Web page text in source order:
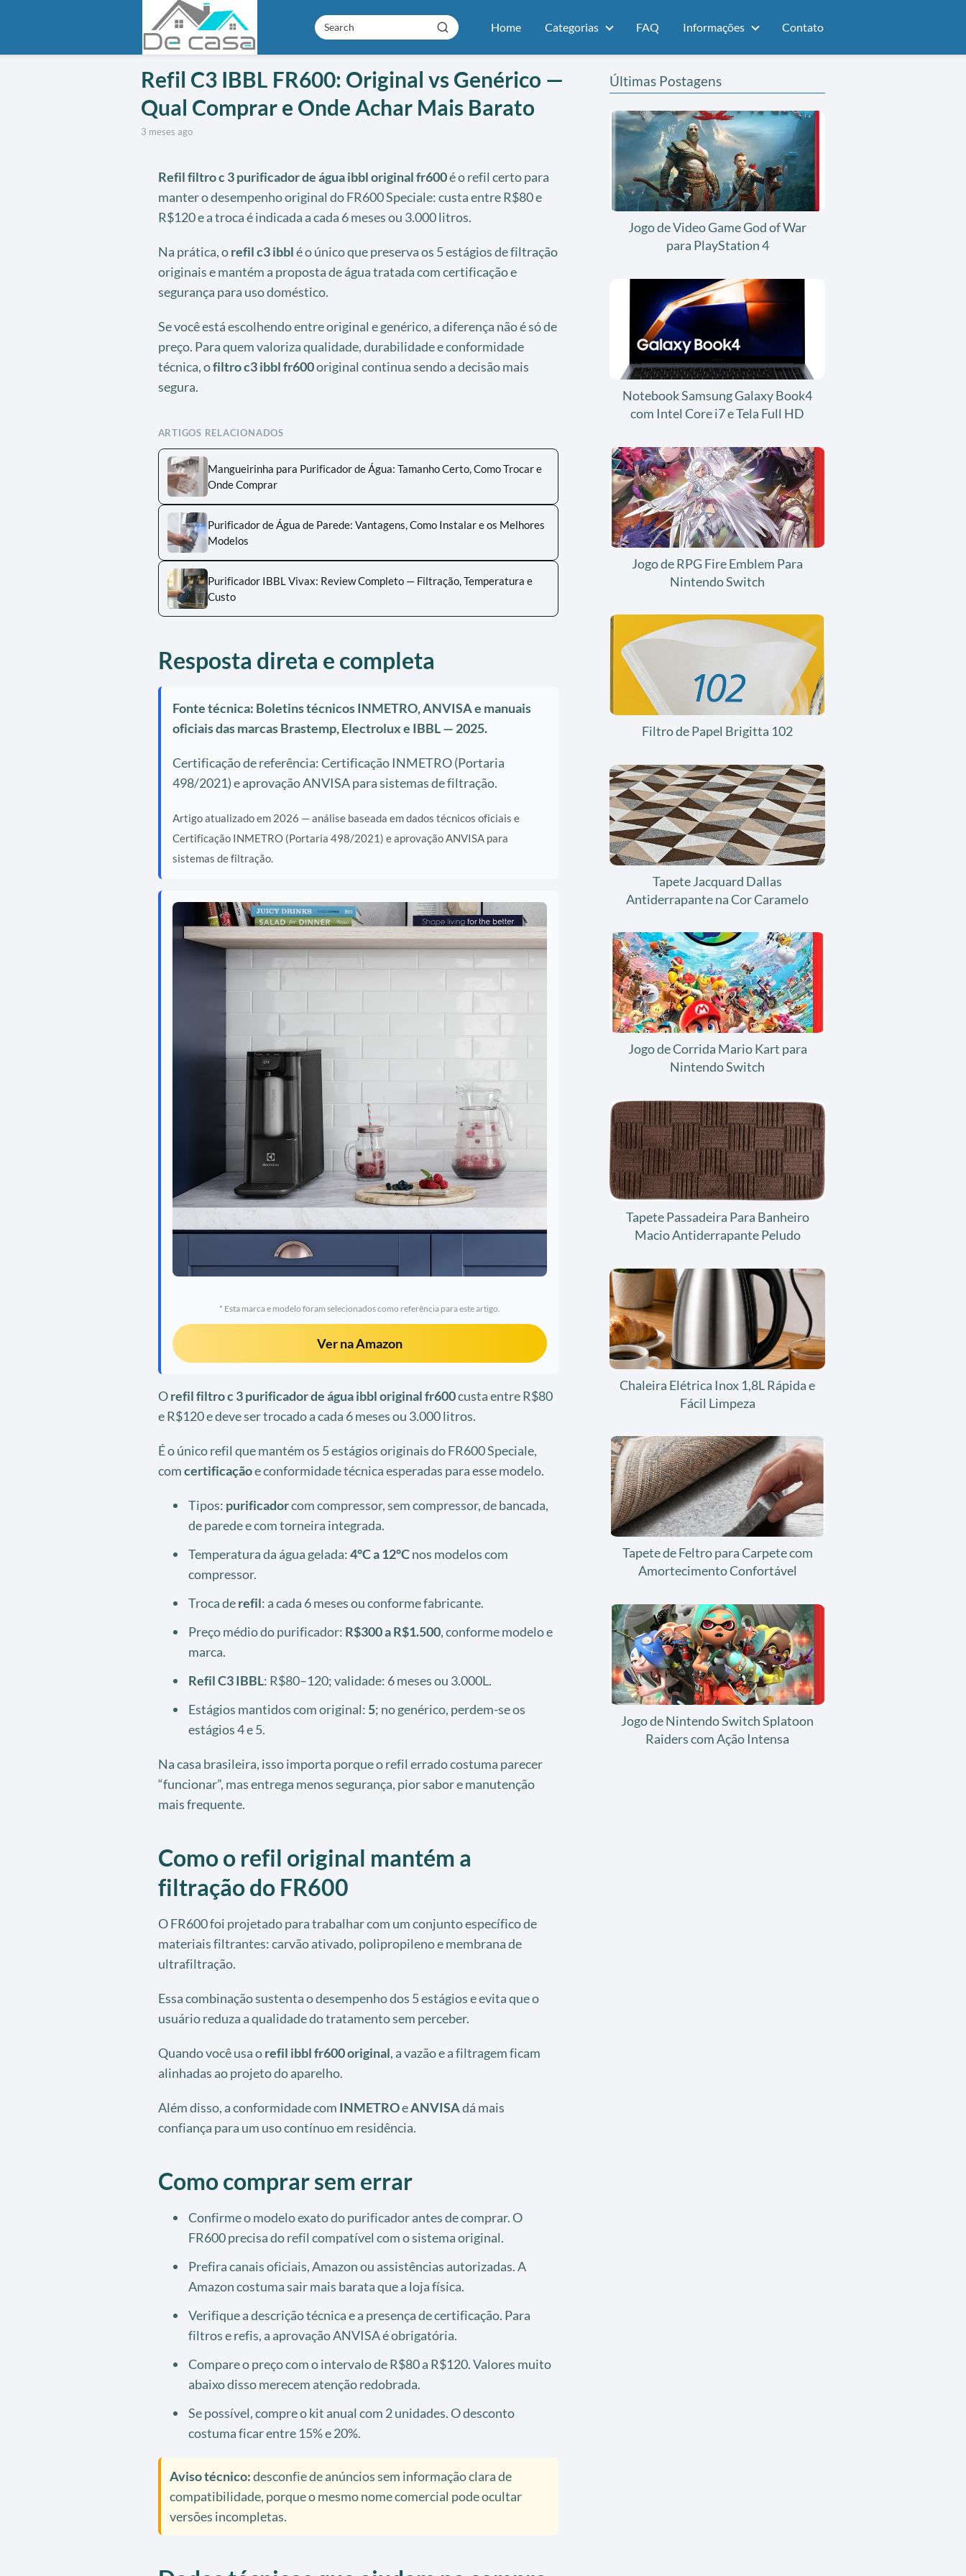
Home Categorias FAQ Informações Contato
Refil C3 IBBL FR600: Original vs Genérico —
Qual Comprar e Onde Achar Mais Barato
3 meses ago
Refil filtro c 3 purificador de água ibbl original fr600é o refil certo para
manter o desempenho original do FR600 Speciale: custa entre R$80 e
R$120 e a troca é indicada a cada 6 meses ou 3.000 litros.
Na prática, orefil c3 ibblé o único que preserva os 5 estágios de filtração
originais e mantém a proposta de água tratada com certificação e
segurança para uso doméstico.
Se você está escolhendo entre original e genérico, a diferença não é só de
preço. Para quem valoriza qualidade, durabilidade e conformidade
técnica, ofiltro c3 ibbl fr600original continua sendo a decisão mais
segura.
ARTIGOS RELACIONADOS
Mangueirinha para Purificador de Água: Tamanho Certo, Como Trocar e
Onde Comprar
Purificador de Água de Parede: Vantagens, Como Instalar e os Melhores
Modelos
Purificador IBBL Vivax: Review Completo — Filtração, Temperatura e
Custo
Resposta direta e completa
Fonte técnica: Boletins técnicos INMETRO, ANVISA e manuais
oficiais das marcas Brastemp, Electrolux e IBBL — 2025.
Certificação de referência: Certificação INMETRO (Portaria
498/2021) e aprovação ANVISA para sistemas de filtração.
Artigo atualizado em 2026 — análise baseada em dados técnicos oficiais e
Certificação INMETRO (Portaria 498/2021) e aprovação ANVISA para
sistemas de filtração.
* Esta marca e modelo foram selecionados como referência para este artigo.
Ver na Amazon
Orefil filtro c 3 purificador de água ibbl original fr600custa entre R$80
e R$120 e deve ser trocado a cada 6 meses ou 3.000 litros.
É o único refil que mantém os 5 estágios originais do FR600 Speciale,
comcertificaçãoe conformidade técnica esperadas para esse modelo.
Tipos: purificadorcom compressor, sem compressor, de bancada,
de parede e com torneira integrada.
Temperatura da água gelada:4°C a 12°Cnos modelos com
compressor.
Troca derefil: a cada 6 meses ou conforme fabricante.
Preço médio do purificador: R$300 a R$1.500, conforme modelo e
marca.
Refil C3 IBBL: R$80–120; validade: 6 meses ou 3.000L.
Estágios mantidos com original: 5; no genérico, perdem-se os
estágios 4 e 5.
Na casa brasileira, isso importa porque o refil errado costuma parecer
“funcionar”, mas entrega menos segurança, pior sabor e manutenção
mais frequente.
Como o refil original mantém a
filtração do FR600
O FR600 foi projetado para trabalhar com um conjunto específico de
materiais filtrantes: carvão ativado, polipropileno e membrana de
ultrafiltração.
Essa combinação sustenta o desempenho dos 5 estágios e evita que o
usuário reduza a qualidade do tratamento sem perceber.
Quando você usa orefil ibbl fr600 original, a vazão e a filtragem ficam
alinhadas ao projeto do aparelho.
Além disso, a conformidade com INMETROeANVISAdá mais
confiança para um uso contínuo em residência.
Como comprar sem errar
Confirme o modelo exato do purificador antes de comprar. O
FR600 precisa do refil compatível com o sistema original.
Prefira canais oficiais, Amazon ou assistências autorizadas. A
Amazon costuma sair mais barata que a loja física.
Verifique a descrição técnica e a presença de certificação. Para
filtros e refis, a aprovação ANVISA é obrigatória.
Compare o preço com o intervalo de R$80 a R$120. Valores muito
abaixo disso merecem atenção redobrada.
Se possível, compre o kit anual com 2 unidades. O desconto
costuma ficar entre 15% e 20%.
Aviso técnico:desconfie de anúncios sem informação clara de
compatibilidade, porque o mesmo nome comercial pode ocultar
versões incompletas.
Últimas Postagens
Jogo de Video Game God of War
para PlayStation 4
Notebook Samsung Galaxy Book4
com Intel Core i7 e Tela Full HD
Jogo de RPG Fire Emblem Para
Nintendo Switch
Filtro de Papel Brigitta 102
Tapete Jacquard Dallas
Antiderrapante na Cor Caramelo
Jogo de Corrida Mario Kart para
Nintendo Switch
Tapete Passadeira Para Banheiro
Macio Antiderrapante Peludo
Chaleira Elétrica Inox 1,8L Rápida e
Fácil Limpeza
Tapete de Feltro para Carpete com
Amortecimento Confortável
Jogo de Nintendo Switch Splatoon
Raiders com Ação Intensa